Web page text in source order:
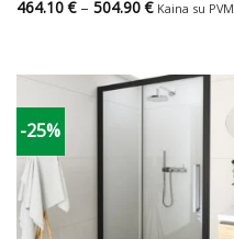
464.10€ – 504.90€Price
range:
Kaina su PVM
-25%